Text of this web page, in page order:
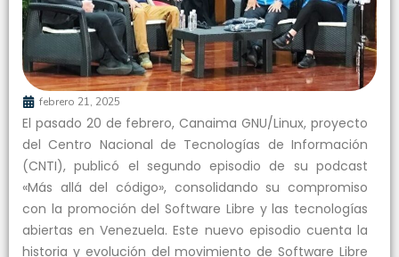
febrero 21, 2025
El pasado 20 de febrero, Canaima GNU/Linux, proyecto
del Centro Nacional de Tecnologías de Información
(CNTI), publicó el segundo episodio de su podcast
«Más allá del código», consolidando su compromiso
con la promoción del Software Libre y las tecnologías
abiertas en Venezuela. Este nuevo episodio cuenta la
historia y evolución del movimiento de Software Libre